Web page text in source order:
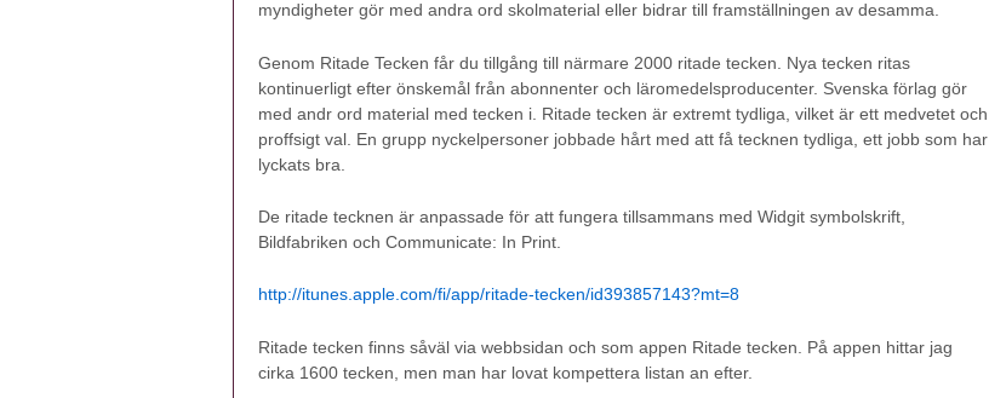
myndigheter gör med andra ord skolmaterial eller bidrar till framställningen av desamma.
Genom Ritade Tecken får du tillgång till närmare 2000 ritade tecken. Nya tecken ritas
kontinuerligt efter önskemål från abonnenter och läromedelsproducenter. Svenska förlag gör
med andr ord material med tecken i. Ritade tecken är extremt tydliga, vilket är ett medvetet och
proffsigt val. En grupp nyckelpersoner jobbade hårt med att få tecknen tydliga, ett jobb som har
lyckats bra.
De ritade tecknen är anpassade för att fungera tillsammans med Widgit symbolskrift,
Bildfabriken och Communicate: In Print.
http://itunes.apple.com/fi/app/ritade-tecken/id393857143?mt=8
Ritade tecken finns såväl via webbsidan och som appen Ritade tecken. På appen hittar jag
cirka 1600 tecken, men man har lovat kompettera listan an efter.